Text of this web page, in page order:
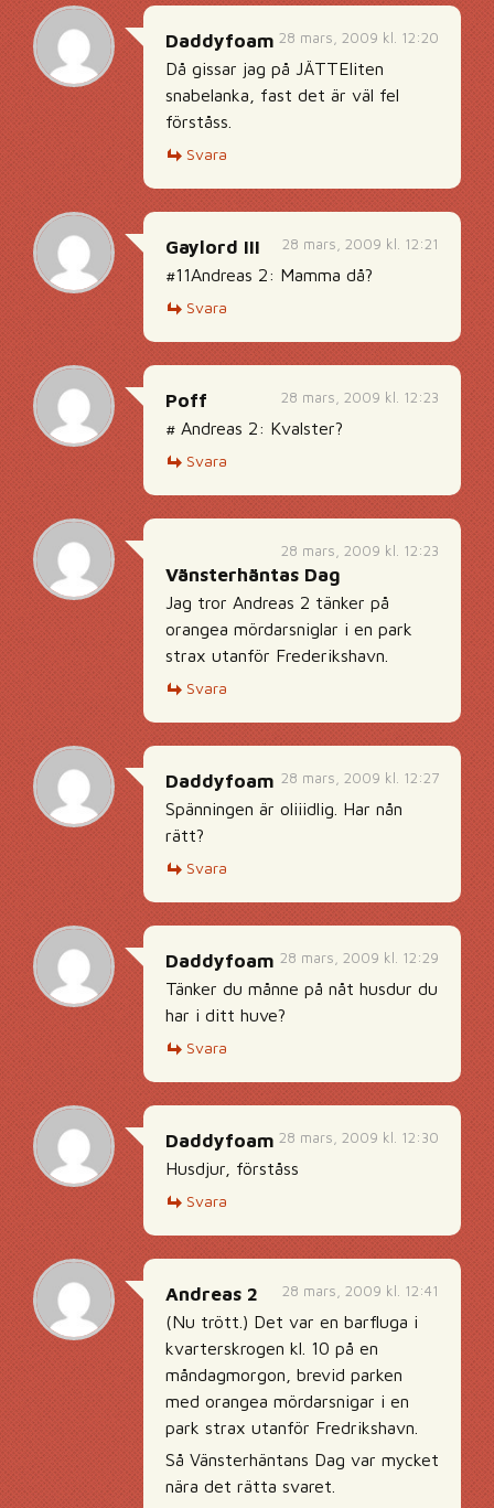
28 mars, 2009 kl. 12:20
Daddyfoam
Då gissar jag på JÄTTEliten
snabelanka, fast det är väl fel
förståss.
Svara
28 mars, 2009 kl. 12:21
Gaylord III
#11Andreas 2: Mamma då?
Svara
28 mars, 2009 kl. 12:23
Poff
# Andreas 2: Kvalster?
Svara
28 mars, 2009 kl. 12:23
Vänsterhäntas Dag
Jag tror Andreas 2 tänker på
orangea mördarsniglar i en park
strax utanför Frederikshavn.
Svara
28 mars, 2009 kl. 12:27
Daddyfoam
Spänningen är oliiidlig. Har nån
rätt?
Svara
28 mars, 2009 kl. 12:29
Daddyfoam
Tänker du månne på nåt husdur du
har i ditt huve?
Svara
28 mars, 2009 kl. 12:30
Daddyfoam
Husdjur, förståss
Svara
28 mars, 2009 kl. 12:41
Andreas 2
(Nu trött.) Det var en barfluga i
kvarterskrogen kl. 10 på en
måndagmorgon, brevid parken
med orangea mördarsnigar i en
park strax utanför Fredrikshavn.
Så Vänsterhäntans Dag var mycket
nära det rätta svaret.